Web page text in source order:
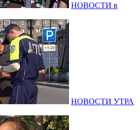
НОВОСТИ в
НОВОСТИ УТРА